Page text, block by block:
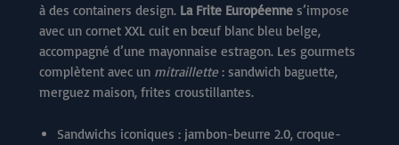
à des containers design. La Frite Européenne s’impose
avec un cornet XXL cuit en bœuf blanc bleu belge,
accompagné d’une mayonnaise estragon. Les gourmets
complètent avec un mitraillette: sandwich baguette,
merguez maison, frites croustillantes.
Sandwichs iconiques : jambon-beurre 2.0, croque-